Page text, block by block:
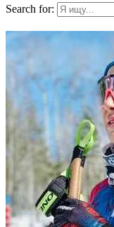
Search for: